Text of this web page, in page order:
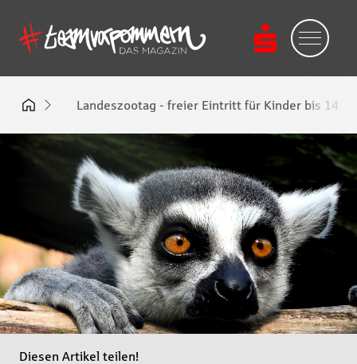
Landeszootag - freier Eintritt für Kinder bis 14
Diesen Artikel teilen!